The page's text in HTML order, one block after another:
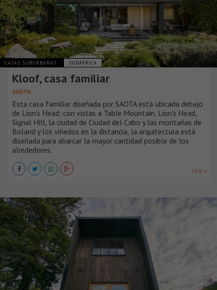
CASAS SUBURBANAS SUDÁFRICA
Kloof, casa familiar
SAOTA
Esta casa familiar diseñada por SAOTA está ubicada debajo
de Lion's Head; con vistas a Table Mountain, Lion's Head,
Signal Hill, la ciudad de Ciudad del Cabo y las montañas de
Boland y los viñedos en la distancia, la arquitectura está
diseñada para abarcar la mayor cantidad posible de los
alrededores.
VER +